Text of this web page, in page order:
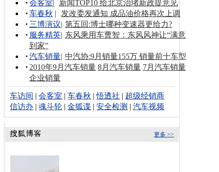
会客室
新闻TOP10 给北京治堵新政提意见
车春秋 |
发改委发通知 成品油价格再次上调
三博演议| 第五回:博士哪种变速器更给力?
服务精英| 东风乘用车曹智：东风风神让“满意
到家”
汽车销量| 中汽协:9月销量155万 销量前十车型
2010年9月汽车销量 8月汽车销量 7月汽车销量
企业销量
车访间 |会客室 |车春秋 |悟透社 | 超级经销商
信访办 |魂斗轮 |金狐谍 |安全检测 |汽车视频
更多 >>